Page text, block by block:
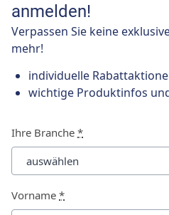
anmelden!
Verpassen Sie keine
mehr!
individuelle
wichtige Produktinfos
Ihre Branche *
Vorname *